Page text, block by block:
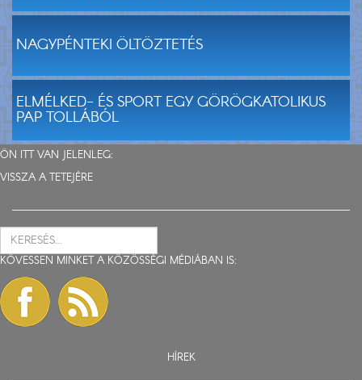
NAGYPÉNTEKI ÖLTÖZTETÉS
ELMÉLKED- ÉS SPORT EGY GÖRÖGKATOLIKUS
PAP TOLLÁBÓL
ÖN ITT VAN JELENLEG:
VISSZA A TETEJÉRE
KÖVESSEN MINKET A KÖZÖSSÉGI MÉDIÁBAN IS:
HÍREK